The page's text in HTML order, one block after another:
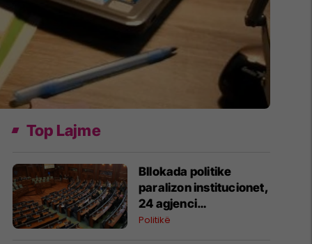
Top Lajme
Bllokada politike
paralizon institucionet,
24 agjenci
funksionojnë me
Politikë